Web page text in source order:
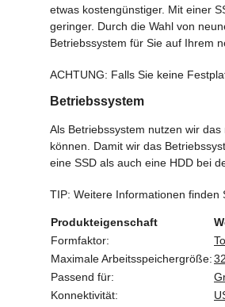
etwas kostengünstiger. Mit einer
geringer. Durch die Wahl von
Betriebssystem für Sie auf Ihrem
ACHTUNG: Falls Sie keine
Betriebssystem
Als Betriebssystem nutzen wir
können. Damit wir das
eine SSD als auch eine HDD bei
TIP: Weitere Informationen finden
Produkteigenschaft
Formfaktor:
Maximale Arbeitsspeichergröße:
Passend für:
Konnektivität: